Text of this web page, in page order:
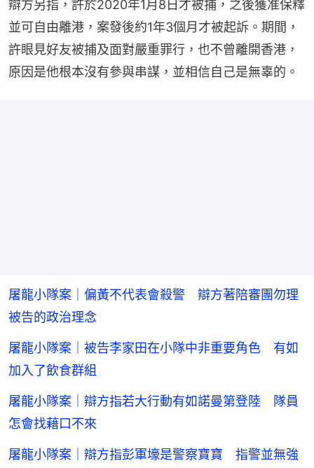
辯方另指，許於2020年1月8日才被捕，之後獲准保釋
並可自由離港，案發後約1年3個月才被起訴。期間，
許眼見好友被捕及面對嚴重罪行，也不曾離開香港，
原因是他根本沒有參與串謀，並相信自己是無辜的。
屠龍小隊案｜偏黃不代表會殺警 辯方著陪審團勿理
被告的政治理念
屠龍小隊案｜被告李家田在小隊中非重要角色 有如
加入了飲食群組
屠龍小隊案｜辯方指若大行動有如諾曼第登陸 隊員
怎會找藉口不來
屠龍小隊案｜辯方指彭軍壕是警察寶寶 指警並無強